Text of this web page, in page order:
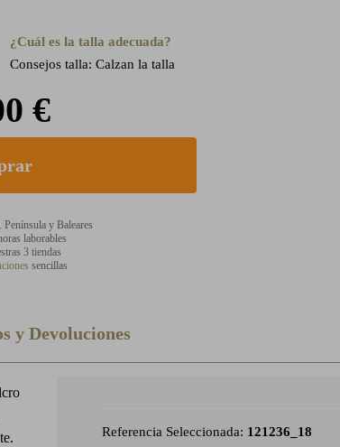
¿Cuál es la talla adecuada?
Consejos talla: Calzan la talla
€
y Baleares
laborables
3 tiendas
sencillas
y Devoluciones
Referencia Seleccionada: 121236_18